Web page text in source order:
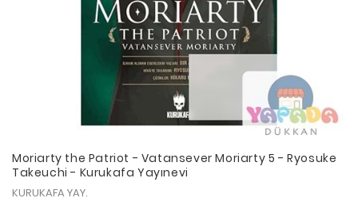
Moriarty the Patriot - Vatansever Moriarty 5 - Ryosuke
Takeuchi - Kurukafa Yayınevi
KURUKAFA YAY.